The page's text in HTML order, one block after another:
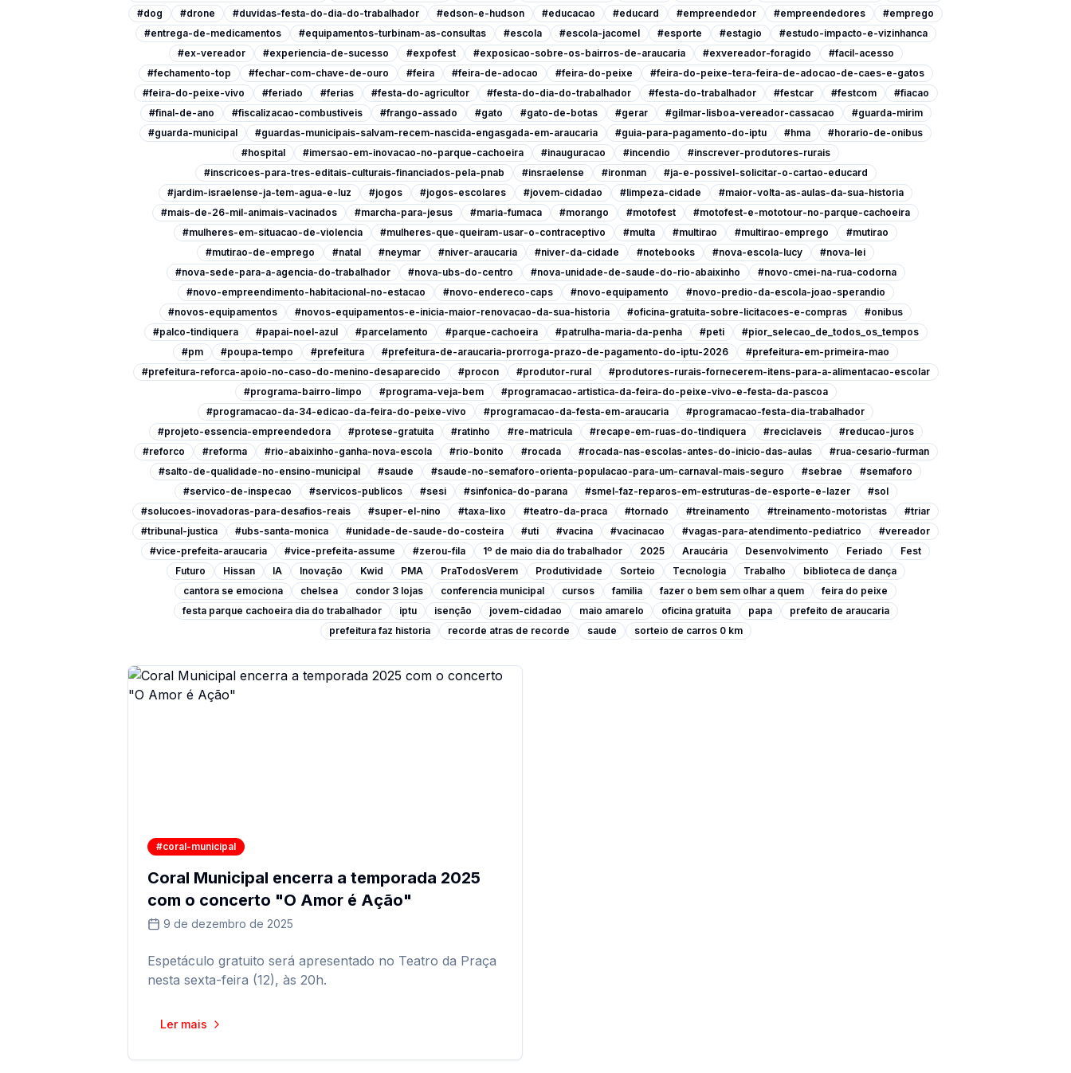
#dog
#drone #duvidas-festa-do-dia-do-trabalhador #edson-e-hudson #educacao #educard #empreendedor #empreendedores
#emprego
#entrega-de-medicamentos
#equipamentos-turbinam-as-consultas #escola #escola-jacomel #esporte #estagio
#estudo-impacto-e-vizinhanca
#ex-vereador
#experiencia-de-sucesso #expofest #exposicao-sobre-os-bairros-de-araucaria #exvereador-foragido
#facil-acesso
#fechamento-top
#fechar-com-chave-de-ouro #feira #feira-de-adocao #feira-do-peixe
#feira-do-peixe-tera-feira-de-adocao-de-caes-e-gatos
#feira-do-peixe-vivo
#feriado #ferias #festa-do-agricultor #festa-do-dia-do-trabalhador #festa-do-trabalhador #festcar #festcom
#fiacao
#final-de-ano
#fiscalizacao-combustiveis #frango-assado #gato #gato-de-botas #gerar #gilmar-lisboa-vereador-cassacao
#guarda-mirim
#guarda-municipal
#guardas-municipais-salvam-recem-nascida-engasgada-em-araucaria #guia-para-pagamento-do-iptu #hma
#horario-de-onibus
#hospital
#imersao-em-inovacao-no-parque-cachoeira #inauguracao #incendio
#inscrever-produtores-rurais
#inscricoes-para-tres-editais-culturais-financiados-pela-pnab
#insraelense #ironman
#ja-e-possivel-solicitar-o-cartao-educard
#jardim-israelense-ja-tem-agua-e-luz
#jogos #jogos-escolares #jovem-cidadao #limpeza-cidade
#maior-volta-as-aulas-da-sua-historia
#mais-de-26-mil-animais-vacinados
#marcha-para-jesus #maria-fumaca #morango #motofest
#motofest-e-mototour-no-parque-cachoeira
#mulheres-em-situacao-de-violencia
#mulheres-que-queiram-usar-o-contraceptivo #multa #multirao #multirao-emprego
#mutirao
#mutirao-de-emprego
#natal #neymar #niver-araucaria #niver-da-cidade #notebooks #nova-escola-lucy
#nova-lei
#nova-sede-para-a-agencia-do-trabalhador
#nova-ubs-do-centro #nova-unidade-de-saude-do-rio-abaixinho
#novo-cmei-na-rua-codorna
#novo-empreendimento-habitacional-no-estacao
#novo-endereco-caps #novo-equipamento
#novo-predio-da-escola-joao-sperandio
#novos-equipamentos
#novos-equipamentos-e-inicia-maior-renovacao-da-sua-historia #oficina-gratuita-sobre-licitacoes-e-compras
#onibus
#palco-tindiquera
#papai-noel-azul #parcelamento #parque-cachoeira #patrulha-maria-da-penha #peti
#pior_selecao_de_todos_os_tempos
#pm
#poupa-tempo #prefeitura #prefeitura-de-araucaria-prorroga-prazo-de-pagamento-do-iptu-2026
#prefeitura-em-primeira-mao
#prefeitura-reforca-apoio-no-caso-do-menino-desaparecido
#procon #produtor-rural
#produtores-rurais-fornecerem-itens-para-a-alimentacao-escolar
#programa-bairro-limpo
#programa-veja-bem
#programacao-artistica-da-feira-do-peixe-vivo-e-festa-da-pascoa
#programacao-da-34-edicao-da-feira-do-peixe-vivo
#programacao-da-festa-em-araucaria
#programacao-festa-dia-trabalhador
#projeto-essencia-empreendedora
#protese-gratuita #ratinho #re-matricula #recape-em-ruas-do-tindiquera #reciclaveis
#reducao-juros
#reforco
#reforma #rio-abaixinho-ganha-nova-escola #rio-bonito #rocada #rocada-nas-escolas-antes-do-inicio-das-aulas
#rua-cesario-furman
#salto-de-qualidade-no-ensino-municipal
#saude #saude-no-semaforo-orienta-populacao-para-um-carnaval-mais-seguro #sebrae
#semaforo
#servico-de-inspecao
#servicos-publicos #sesi #sinfonica-do-parana #smel-faz-reparos-em-estruturas-de-esporte-e-lazer
#sol
#solucoes-inovadoras-para-desafios-reais
#super-el-nino #taxa-lixo #teatro-da-praca #tornado #treinamento #treinamento-motoristas
#triar
#tribunal-justica
#ubs-santa-monica #unidade-de-saude-do-costeira #uti #vacina #vacinacao #vagas-para-atendimento-pediatrico
#vereador
#vice-prefeita-araucaria
#vice-prefeita-assume #zerou-fila 1º de maio dia do trabalhador 2025 Araucária Desenvolvimento Feriado
Fest
Futuro
Hissan IA Inovação Kwid PMA PraTodosVerem Produtividade Sorteio Tecnologia Trabalho
biblioteca de dança
cantora se emociona
chelsea condor 3 lojas conferencia municipal cursos familia fazer o bem sem olhar a quem
feira do peixe
festa parque cachoeira dia do trabalhador
iptu isenção jovem-cidadao maio amarelo oficina gratuita papa
prefeito de araucaria
prefeitura faz historia
recorde atras de recorde saude sorteio de carros 0 km
#coral-municipal
Coral Municipal encerra a temporada 2025
com o concerto "O Amor é Ação"
9 de dezembro de 2025
Espetáculo gratuito será apresentado no Teatro da Praça
nesta sexta-feira (12), às 20h.
Ler mais